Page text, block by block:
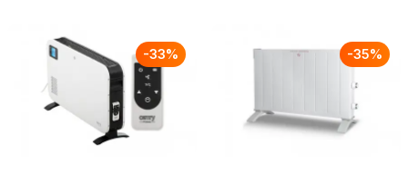
-33% -35%